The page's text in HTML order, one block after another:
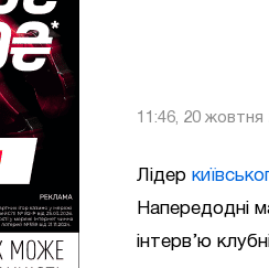
11:46, 20 жовтня
Лідер
Напередодні
інтерв’ю